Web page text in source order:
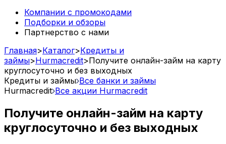
Компании с промокодами
Подборки и обзоры
Партнерство с нами
Главная>Каталог>Кредиты и
займы>Hurmacredit>Получите онлайн-займ на карту
круглосуточно и без выходных
Кредиты и займы Все банки и займы
Hurmacredit Все акции Hurmacredit
Получите онлайн-займ на карту
круглосуточно и без выходных